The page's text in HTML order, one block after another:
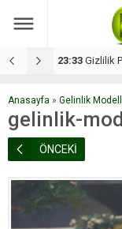
17:08 Dilan,
Anasayfa » Gelinlik
gelinlik-
ÖNCEKİ